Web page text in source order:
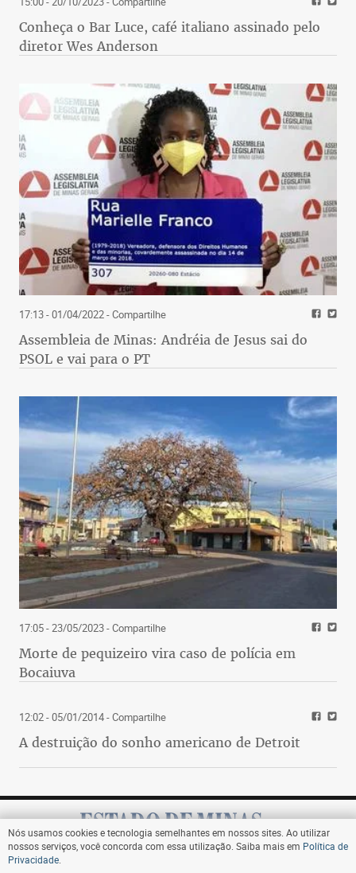
Conheça o Bar Luce, café italiano assinado pelo
diretor Wes Anderson
17:13 - 01/04/2022- Compartilhe
Assembleia de Minas: Andréia de Jesus sai do
PSOL e vai para o PT
17:05 - 23/05/2023- Compartilhe
Morte de pequizeiro vira caso de polícia em
Bocaiuva
12:02 - 05/01/2014- Compartilhe
A destruição do sonho americano de Detroit
Nós usamos cookies e tecnologia semelhantes em nossos sites. Ao utilizar
nossos serviços, você concorda com essa utilização. Saiba mais em Política de
Privacidade